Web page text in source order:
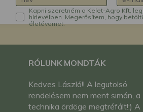
Kapni szeretném a Kelet-Agro Kft.
hírlevélben. Megerősítem, hogy
életévemet.
RÓLUNK MONDTÁK
Kedves László!! A legutolsó
rendelésem nem ment simán, a
technika ördöge megtréfált!:) A